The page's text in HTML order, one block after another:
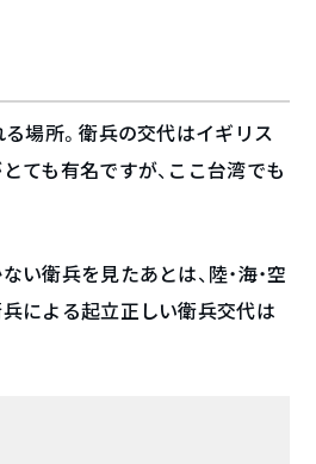
場所。衛兵の交代はイギリス
ても有名ですが、ここ台湾でも
い衛兵を見たあとは、陸・海・空
による起立正しい衛兵交代は